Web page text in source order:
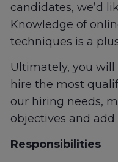
candidates, we’d
Knowledge of
techniques is a
Ultimately, you
hire the most
our hiring needs,
objectives and
Responsibilities